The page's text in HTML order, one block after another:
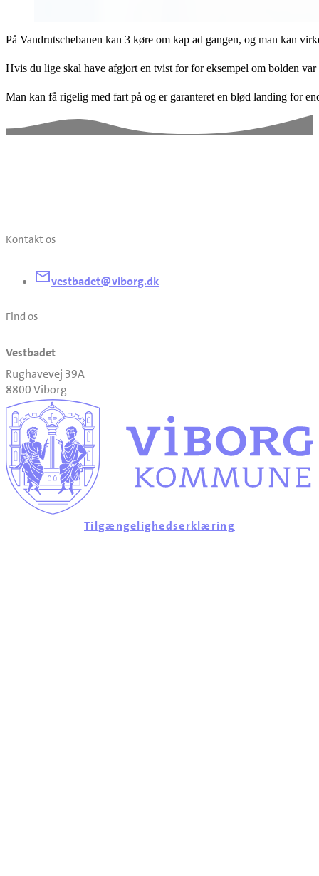
På Vandrutschebanen kan 3 køre om kap ad gangen, og man kan
Hvis du lige skal have afgjort en tvist for for eksempel om bolden
Man kan få rigelig med fart på og er garanteret en blød landing for
Kontakt os
vestbadet@viborg.dk
Find os
Vestbadet
Rughavevej 39A
8800 Viborg
Tilgængelighedserklæring